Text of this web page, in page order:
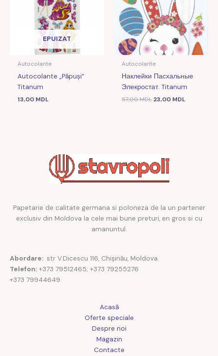
EPUIZAT
Autocolante
Autocolante „Păpuși”
Titanum
13,00 MDL
Autocolante
Наклейки Пасхальные
Элекростат. Titanum
57,00MDL 23,00 MDL
Papetarie de calitate germana si poloneza de la un partener
exclusiv din Moldova la cele mai bune preturi, en gros si cu
amanuntul.
Abordare: str V.Dicescu 116, Chișinău, Moldova.
Telefon: +373 79512465; +373 79255276
+373 79944649
Acasă
Oferte speciale
Despre noi
Magazin
Contacte